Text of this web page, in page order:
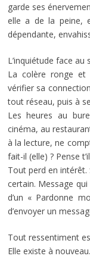
garde ses
elle a de la peine,
dépendante,
L’inquiétude face au
La colère ronge et
vérifier sa
tout réseau, puis à
Les heures au
cinéma, au
à la lecture, ne
fait-il (elle) ? Pense
Tout perd en intérêt.
certain. Message
d’un « Pardonne
d’envoyer un
Tout ressentiment
Elle existe à nouveau.